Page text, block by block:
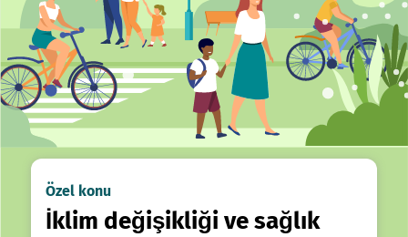
Özel konu
İklim değişikliği ve sağlık